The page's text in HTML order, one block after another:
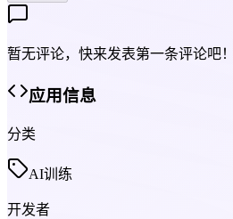
暂无评论，快来发表第一条评论吧！
应用信息
分类
AI训练
开发者